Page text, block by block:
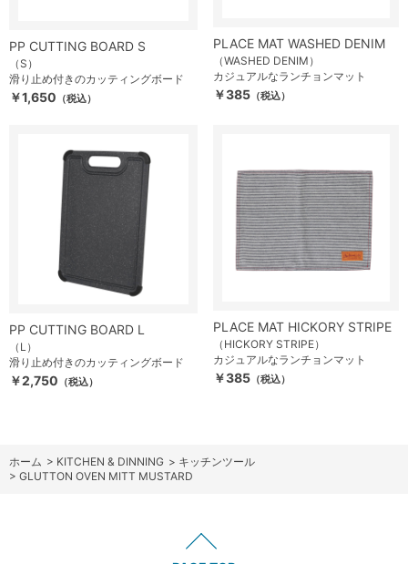
PP CUTTING BOARD S
（S）
滑り止め付きのカッティングボード
￥1,650 （税込）
PLACE MAT WASHED DENIM
（WASHED DENIM）
カジュアルなランチョンマット
￥385 （税込）
PP CUTTING BOARD L
（L）
滑り止め付きのカッティングボード
￥2,750 （税込）
PLACE MAT HICKORY STRIPE
（HICKORY STRIPE）
カジュアルなランチョンマット
￥385 （税込）
ホーム > KITCHEN & DINNING > キッチンツール
> GLUTTON OVEN MITT MUSTARD